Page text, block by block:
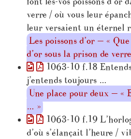
verre / où vous leur
leur versaient un éternel
Les poissons d’or — «
d’or sous la prison de
1063-10 f.18
j’entends toujours …
Une place pour deux — «
… »
1063-10 f.19
d’où s’élançait l’heure /